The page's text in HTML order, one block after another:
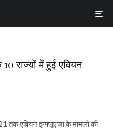
राज्यों में हुई एवियन
तक एवियन इन्फ्लूएंजा के मामलों की